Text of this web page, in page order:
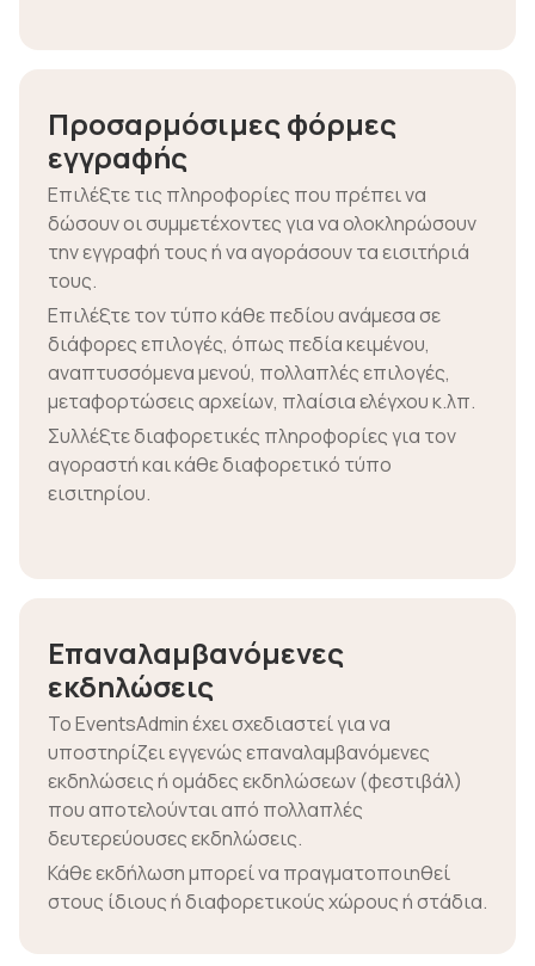
Προσαρμόσιμες φόρμες
εγγραφής
Επιλέξτε τις πληροφορίες που πρέπει να
δώσουν οι συμμετέχοντες για να ολοκληρώσουν
την εγγραφή τους ή να αγοράσουν τα εισιτήριά
τους.
Επιλέξτε τον τύπο κάθε πεδίου ανάμεσα σε
διάφορες επιλογές, όπως πεδία κειμένου,
αναπτυσσόμενα μενού, πολλαπλές επιλογές,
μεταφορτώσεις αρχείων, πλαίσια ελέγχου κ.λπ.
Συλλέξτε διαφορετικές πληροφορίες για τον
αγοραστή και κάθε διαφορετικό τύπο
εισιτηρίου.
Επαναλαμβανόμενες
εκδηλώσεις
Το EventsAdmin έχει σχεδιαστεί για να
υποστηρίζει εγγενώς επαναλαμβανόμενες
εκδηλώσεις ή ομάδες εκδηλώσεων (φεστιβάλ)
που αποτελούνται από πολλαπλές
δευτερεύουσες εκδηλώσεις.
Κάθε εκδήλωση μπορεί να πραγματοποιηθεί
στους ίδιους ή διαφορετικούς χώρους ή στάδια.